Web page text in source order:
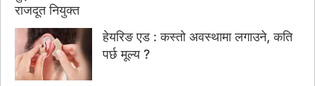
हेयरिङ एड : कस्तो अवस्थामा लगाउने, कति
पर्छ मूल्य ?